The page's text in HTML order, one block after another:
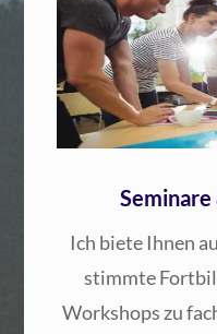
Ich bie­te Ihnen
stimm­te
Work­shops zu
Was passiert mit
und Daten?
und Supervision?
Wie verläuft so ein